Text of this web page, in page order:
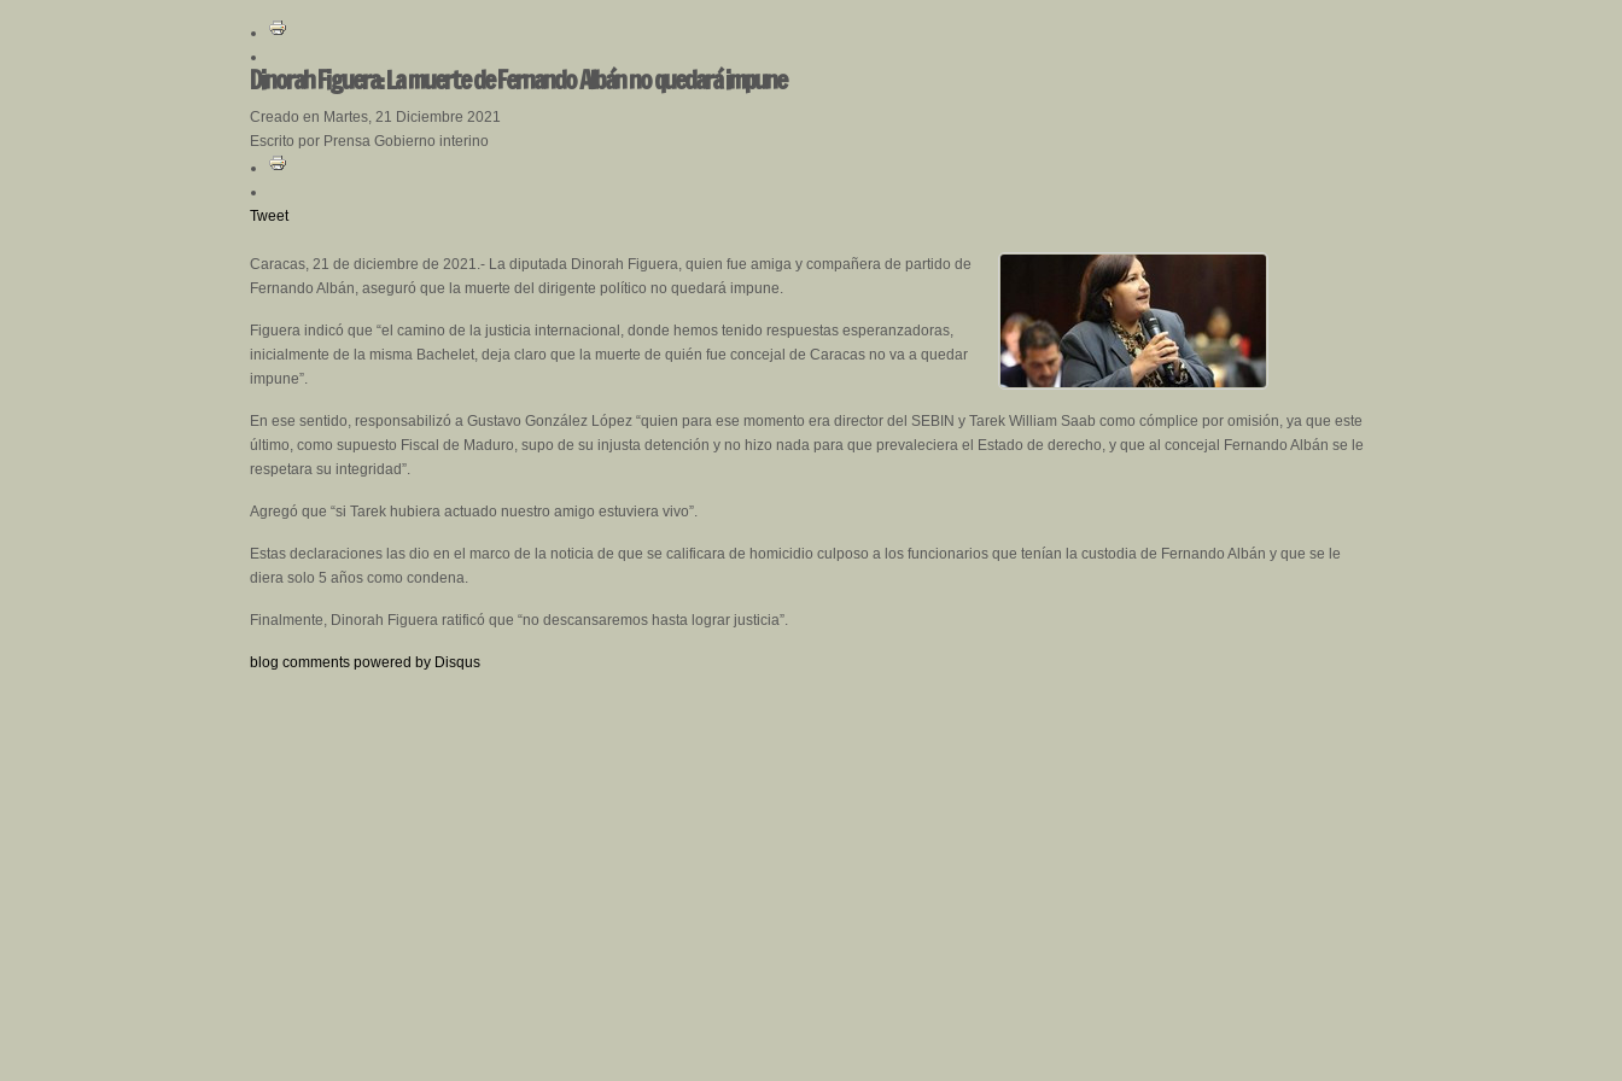
Dinorah Figuera: La muerte de Fernando Albán no quedará impune
Creado en Martes, 21 Diciembre 2021
Escrito por Prensa Gobierno interino
Tweet
Caracas, 21 de diciembre de 2021.- La diputada Dinorah Figuera, quien fue amiga y compañera de partido de
Fernando Albán, aseguró que la muerte del dirigente político no quedará impune.
Figuera indicó que “el camino de la justicia internacional, donde hemos tenido respuestas esperanzadoras,
inicialmente de la misma Bachelet, deja claro que la muerte de quién fue concejal de Caracas no va a quedar
impune”.
En ese sentido, responsabilizó a Gustavo González López “quien para ese momento era director del SEBIN y Tarek William Saab como cómplice por omisión, ya que este
último, como supuesto Fiscal de Maduro, supo de su injusta detención y no hizo nada para que prevaleciera el Estado de derecho, y que al concejal Fernando Albán se le
respetara su integridad”.
Agregó que “si Tarek hubiera actuado nuestro amigo estuviera vivo”.
Estas declaraciones las dio en el marco de la noticia de que se calificara de homicidio culposo a los funcionarios que tenían la custodia de Fernando Albán y que se le
diera solo 5 años como condena.
Finalmente, Dinorah Figuera ratificó que “no descansaremos hasta lograr justicia”.
blog comments powered by Disqus